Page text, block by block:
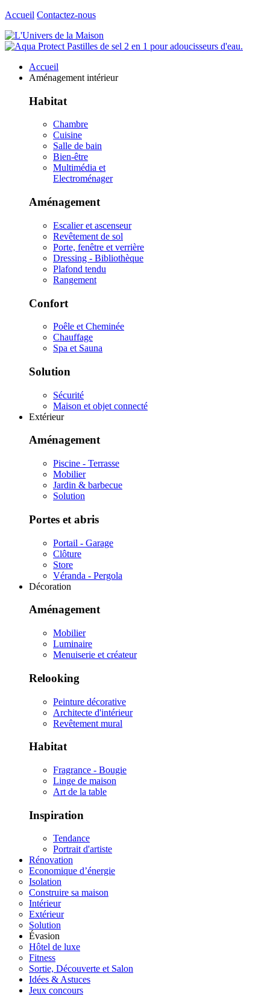
Accueil Contactez-nous
Accueil
Aménagement intérieur
Habitat
Chambre
Cuisine
Salle de bain
Bien-être
Multimédia et
Electroménager
Aménagement
Escalier et ascenseur
Revêtement de sol
Porte, fenêtre et verrière
Dressing - Bibliothèque
Plafond tendu
Rangement
Confort
Poêle et Cheminée
Chauffage
Spa et Sauna
Solution
Sécurité
Maison et objet connecté
Extérieur
Aménagement
Piscine - Terrasse
Mobilier
Jardin & barbecue
Solution
Portes et abris
Portail - Garage
Clôture
Store
Véranda - Pergola
Décoration
Aménagement
Mobilier
Luminaire
Menuiserie et créateur
Relooking
Peinture décorative
Architecte d'intérieur
Revêtement mural
Habitat
Fragrance - Bougie
Linge de maison
Art de la table
Inspiration
Tendance
Portrait d'artiste
Rénovation
Economique d’énergie
Isolation
Construire sa maison
Intérieur
Extérieur
Solution
Évasion
Hôtel de luxe
Fitness
Sortie, Découverte et Salon
Idées & Astuces
Jeux concours